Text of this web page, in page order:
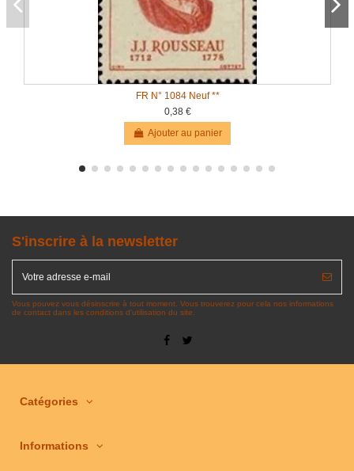
FR N° 1084 Neuf **
0,38 €
Ajouter au panier
S'inscrire à la newsletter
Vous pouvez vous désinscrire à tout moment. Vous trouverez pour cela nos informations
de contact dans les conditions d'utilisation du site.
Catégories
Informations